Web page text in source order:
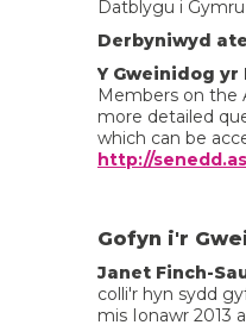
Datblygu i
Derbyniwyd
Y Gweinidog
Members on the
more detailed
which can be
http://
Gofyn i'r
Janet Finch-
colli'r hyn sydd
mis Ionawr 2013